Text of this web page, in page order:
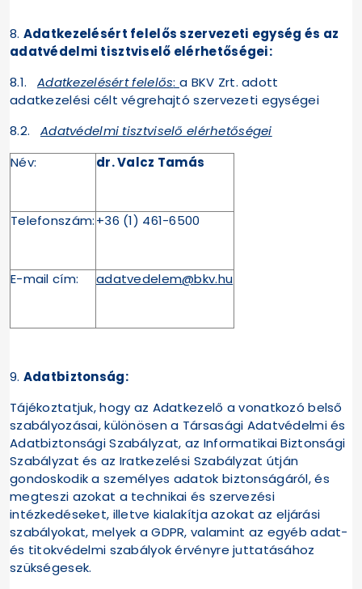
8. Adatkezelésért felelős szervezeti egység és az
adatvédelmi tisztviselő elérhetőségei:
8.1.Adatkezelésért felelős: a BKV Zrt. adott
adatkezelési célt végrehajtó szervezeti egységei
8.2.Adatvédelmi tisztviselő elérhetőségei
Név:
dr. Valcz Tamás
Telefonszám:+36 (1) 461-6500
E-mail cím: adatvedelem@bkv.hu
9. Adatbiztonság:
Tájékoztatjuk, hogy az Adatkezelő a vonatkozó belső
szabályozásai, különösen a Társasági Adatvédelmi és
Adatbiztonsági Szabályzat, az Informatikai Biztonsági
Szabályzat és az Iratkezelési Szabályzat útján
gondoskodik a személyes adatok biztonságáról, és
megteszi azokat a technikai és szervezési
intézkedéseket, illetve kialakítja azokat az eljárási
szabályokat, melyek a GDPR, valamint az egyéb adat-
és titokvédelmi szabályok érvényre juttatásához
szükségesek.